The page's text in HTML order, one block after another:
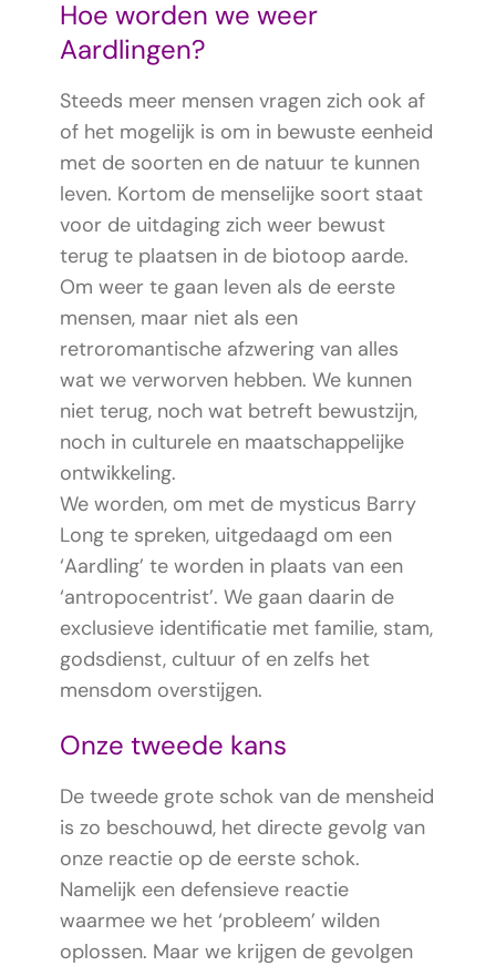
Hoe worden we weer
Aardlingen?
Steeds meer mensen vragen zich ook af
of het mogelijk is om in bewuste eenheid
met de soorten en de natuur te kunnen
leven. Kortom de menselijke soort staat
voor de uitdaging zich weer bewust
terug te plaatsen in de biotoop aarde.
Om weer te gaan leven als de eerste
mensen, maar niet als een
retroromantische afzwering van alles
wat we verworven hebben. We kunnen
niet terug, noch wat betreft bewustzijn,
noch in culturele en maatschappelijke
ontwikkeling.
We worden, om met de mysticus Barry
Long te spreken, uitgedaagd om een
‘Aardling’ te worden in plaats van een
‘antropocentrist’. We gaan daarin de
exclusieve identificatie met familie, stam,
godsdienst, cultuur of en zelfs het
mensdom overstijgen.
Onze tweede kans
De tweede grote schok van de mensheid
is zo beschouwd, het directe gevolg van
onze reactie op de eerste schok.
Namelijk een defensieve reactie
waarmee we het ‘probleem’ wilden
oplossen. Maar we krijgen de gevolgen